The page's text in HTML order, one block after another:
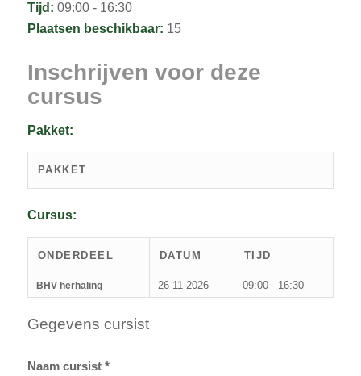
Tijd: 09:00 - 16:30
Plaatsen beschikbaar: 15
Inschrijven voor deze
cursus
Pakket:
PAKKET
Cursus:
ONDERDEEL DATUM TIJD
BHV herhaling 26-11-2026 09:00 - 16:30
Gegevens cursist
Naam cursist *